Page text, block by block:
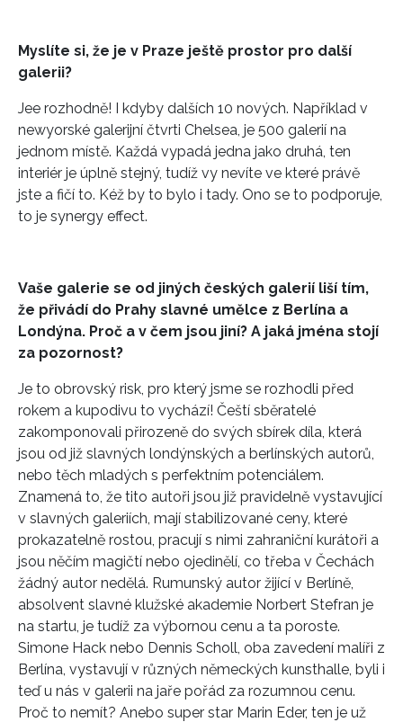
Myslíte si, že je v Praze ještě prostor pro další
galerii?
Jee rozhodně! I kdyby dalších 10 nových. Například v
newyorské galerijní čtvrti Chelsea, je 500 galerií na
jednom místě. Každá vypadá jedna jako druhá, ten
interiér je úplně stejný, tudíž vy nevíte ve které právě
jste a fičí to. Kéž by to bylo i tady. Ono se to podporuje,
to je synergy effect.
Vaše galerie se od jiných českých galerií liší tím,
že přivádí do Prahy slavné umělce z Berlína a
Londýna. Proč a v čem jsou jiní? A jaká jména stojí
za pozornost?
Je to obrovský risk, pro který jsme se rozhodli před
rokem a kupodivu to vychází! Čeští sběratelé
zakomponovali přirozeně do svých sbírek díla, která
jsou od již slavných londýnských a berlínských autorů,
nebo těch mladých s perfektním potenciálem.
Znamená to, že tito autoři jsou již pravidelně vystavující
v slavných galeriích, mají stabilizované ceny, které
prokazatelně rostou, pracují s nimi zahraniční kurátoři a
jsou něčím magičtí nebo ojedinělí, co třeba v Čechách
žádný autor nedělá. Rumunský autor žijící v Berlíně,
absolvent slavné klužské akademie Norbert Stefran je
na startu, je tudíž za výbornou cenu a ta poroste.
Simone Hack nebo Dennis Scholl, oba zavedení malíři z
Berlína, vystavují v různých německých kunsthalle, byli i
teď u nás v galerii na jaře pořád za rozumnou cenu.
Proč to nemít? Anebo super star Marin Eder, ten je už